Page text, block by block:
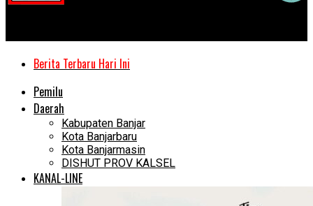
Berita Terbaru Hari Ini
Pemilu
Daerah
Kabupaten Banjar
Kota Banjarbaru
Kota Banjarmasin
DISHUT PROV KALSEL
KANAL-LINE